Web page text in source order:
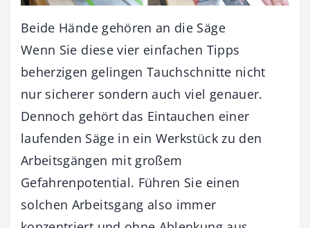
Beide Hände gehören an die Säge
Wenn Sie diese vier einfachen Tipps
beherzigen gelingen Tauchschnitte nicht
nur sicherer sondern auch viel genauer.
Dennoch gehört das Eintauchen einer
laufenden Säge in ein Werkstück zu den
Arbeitsgängen mit großem
Gefahrenpotential. Führen Sie einen
solchen Arbeitsgang also immer